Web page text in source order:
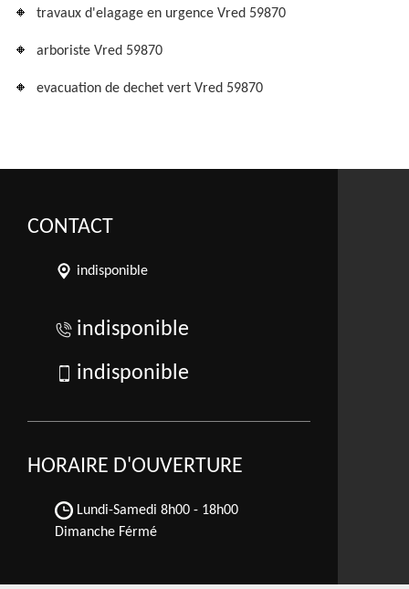
travaux d'elagage en urgence Vred 59870
arboriste Vred 59870
evacuation de dechet vert Vred 59870
CONTACT
indisponible
indisponible
indisponible
HORAIRE D'OUVERTURE
Lundi-Samedi 8h00 - 18h00
Dimanche Férmé